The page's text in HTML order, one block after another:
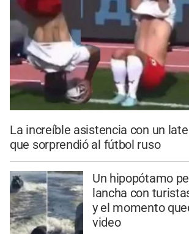
La increíble asistencia con un
que sorprendió al fútbol ruso
Un hipopótamo
lancha con
y el momento
video